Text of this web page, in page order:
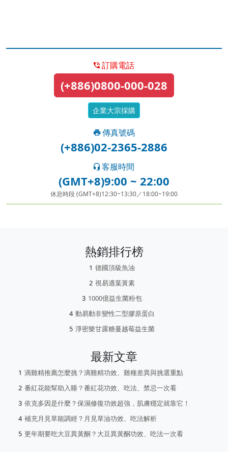
訂購電話
(+886)0800-000-028
企業大宗採購
傳真號碼
(+886)02-2365-2886
客服時間
(GMT+8)9:00 ~ 22:00
休息時段 (GMT+8)12:30~13:30／18:00~19:00
熱銷排行榜
德國頂級魚油
視易適葉黃素
1000億益生菌粉包
動易動非變性二型膠原蛋白
淨密樂甘露糖蔓越莓益生菌
最新文章
滴雞精推薦怎麼挑？滴雞精功效、雞種差異與挑選重點
番紅花能幫助入睡？番紅花功效、吃法、禁忌一次看
依克多因是什麼？保濕修復功效超強，肌膚穩定就靠它！
補充月見草能調經？月見草油功效、吃法解析
更年期要吃大豆異黃酮？大豆異黃酮功效、吃法一次看